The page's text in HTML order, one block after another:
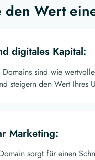
den Wert
digitales Kapital:
Domains sind wie
steigern den Wert Ihres
Marketing:
sorgt für einen